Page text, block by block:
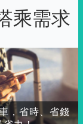
乘需求
，省時、省錢